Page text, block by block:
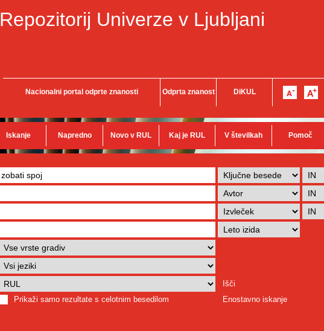
Repozitorij Univerze v Ljubljani
Nacionalni portal odprte znanosti Odprta znanost DiKUL
Iskanje Napredno Novo v RUL Kaj je RUL V številkah Pomoč
Išči
Prikaži samo rezultate s celotnim besedilom
Enostavno iskanje